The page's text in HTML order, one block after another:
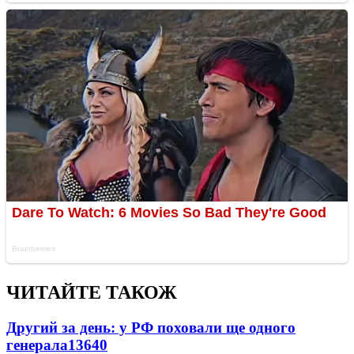
ЧИТАЙТЕ ТАКОЖ
Другий за день: у РФ поховали ще одного
генерала13640